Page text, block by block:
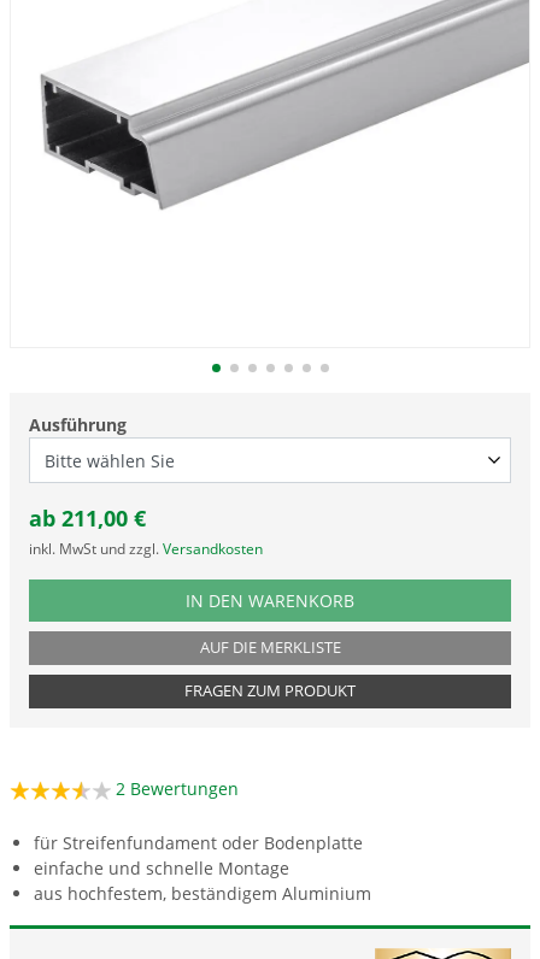
Ausführung
ab 211,00 €
inkl. MwSt und zzgl. Versandkosten
PRODUKTNUMMER BASOLL44
IN DEN WARENKORB
AUF DIE MERKLISTE
FRAGEN ZUM PRODUKT
2 Bewertungen
für Streifenfundament oder Bodenplatte
einfache und schnelle Montage
aus hochfestem, beständigem Aluminium